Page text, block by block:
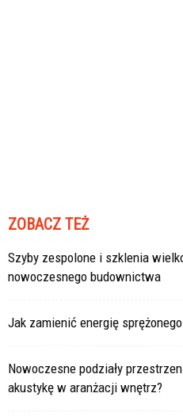
ZOBACZ TEŻ
Szyby zespolone i szklenia
nowoczesnego budownictwa
Jak zamienić energię
Nowoczesne podziały
akustykę w aranżacji wnętrz?